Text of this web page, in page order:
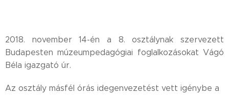
2018. november 14-én a 8. osztálynak szervezett
Budapesten múzeumpedagógiai foglalkozásokat Vágó
Béla igazgató úr.
Az osztály másfél órás idegenvezetést vett igénybe a